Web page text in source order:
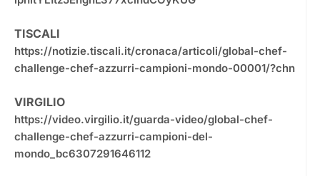
TISCALI
https://notizie.tiscali.it/cronaca/articoli/global-chef-
challenge-chef-azzurri-campioni-mondo-00001/?chn
VIRGILIO
https://video.virgilio.it/guarda-video/global-chef-
challenge-chef-azzurri-campioni-del-
mondo_bc6307291646112